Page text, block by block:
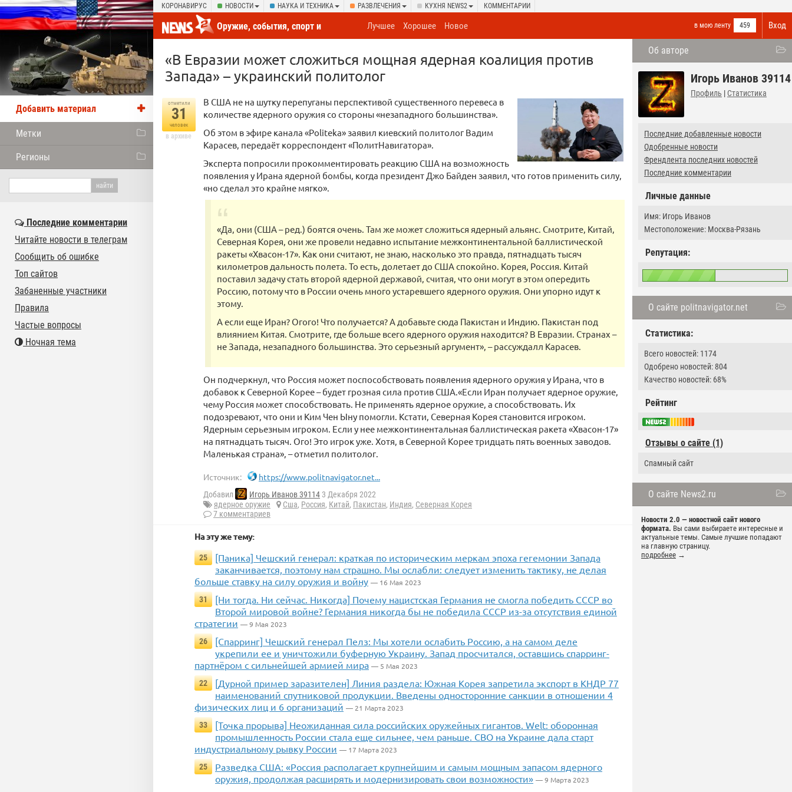
КОРОНАВИРУС НОВОСТИ НАУКА И ТЕХНИКА РАЗВЛЕЧЕНИЯ КУХНЯ NEWS2 КОММЕНТАРИИ
Вход
Оружие, события, спорт и
новости отовсюду
в мою ленту 459
Лучшее Хорошее Новое
Об авторе
Игорь Иванов 39114
Профиль | Статистика
Последние добавленные новости
Одобренные новости
Френдлента последних новостей
Последние комментарии
Личные данные
Имя: Игорь Иванов
Местоположение: Москва-Рязань
Репутация:
О сайте politnavigator.net
Статистика:
Всего новостей: 1174
Одобрено новостей: 804
Качество новостей: 68%
Рейтинг
Отзывы о сайте (1)
Спамный сайт
О сайте News2.ru
Новости 2.0 — новостной сайт нового
формата. Вы сами выбираете интересные и
актуальные темы. Самые лучшие попадают
на главную страницу.
подробнее →
«В Евразии может сложиться мощная ядерная коалиция против
Запада» – украинский политолог
отметили
31
человек
в архиве
В США не на шутку перепуганы перспективой существенного перевеса в
количестве ядерного оружия со стороны «незападного большинства».
Об этом в эфире канала «Politeka» заявил киевский политолог Вадим
Карасев, передаёт корреспондент «ПолитНавигатора».
Эксперта попросили прокомментировать реакцию США на возможность
появления у Ирана ядерной бомбы, когда президент Джо Байден заявил, что готов применить силу,
«но сделал это крайне мягко».
«Да, они (США – ред.) боятся очень. Там же может сложиться ядерный альянс. Смотрите, Китай,
Северная Корея, они же провели недавно испытание межконтинентальной баллистической
ракеты «Хвасон-17». Как они считают, не знаю, насколько это правда, пятнадцать тысяч
километров дальность полета. То есть, долетает до США спокойно. Корея, Россия. Китай
поставил задачу стать второй ядерной державой, считая, что они могут в этом опередить
Россию, потому что в России очень много устаревшего ядерного оружия. Они упорно идут к
этому.
А если еще Иран? Огого! Что получается? А добавьте сюда Пакистан и Индию. Пакистан под
влиянием Китая. Смотрите, где больше всего ядерного оружия находится? В Евразии. Странах –
не Запада, незападного большинства. Это серьезный аргумент», – рассуждалл Карасев.
Он подчеркнул, что Россия может поспособствовать появления ядерного оружия у Ирана, что в
добавок к Северной Корее – будет грозная сила против США.«Если Иран получает ядерное оружие,
чему Россия может способствовать. Не применять ядерное оружие, а способствовать. Их
подозревают, что они и Ким Чен Ыну помогли. Кстати, Северная Корея становится игроком.
Ядерным серьезным игроком. Если у нее межконтинентальная баллистическая ракета «Хвасон-17»
на пятнадцать тысяч. Ого! Это игрок уже. Хотя, в Северной Корее тридцать пять военных заводов.
Маленькая страна», – отметил политолог.
Источник: https://www.politnavigator.net...
Добавил Игорь Иванов 39114 3 Декабря 2022
ядерное оружие
Сша, Россия, Китай, Пакистан, Индия, Северная Корея
7 комментариев
На эту же тему:
25
[Паника] Чешский генерал: краткая по историческим меркам эпоха гегемонии Запада
заканчивается, поэтому нам страшно. Мы ослабли: следует изменить тактику, не делая
больше ставку на силу оружия и войну — 16 Мая 2023
31
[Ни тогда. Ни сейчас. Никогда] Почему нацистская Германия не смогла победить СССР во
Второй мировой войне? Германия никогда бы не победила СССР из-за отсутствия единой
стратегии — 9 Мая 2023
26
[Спарринг] Чешский генерал Пелз: Мы хотели ослабить Россию, а на самом деле
укрепили ее и уничтожили буферную Украину. Запад просчитался, оставшись спарринг-
партнёром с сильнейшей армией мира — 5 Мая 2023
22
[Дурной пример заразителен] Линия раздела: Южная Корея запретила экспорт в КНДР 77
наименований спутниковой продукции. Введены односторонние санкции в отношении 4
физических лиц и 6 организаций — 21 Марта 2023
33
[Точка прорыва] Неожиданная сила российских оружейных гигантов. Welt: оборонная
промышленность России стала еще сильнее, чем раньше. СВО на Украине дала старт
индустриальному рывку России — 17 Марта 2023
25
Разведка США: «Россия располагает крупнейшим и самым мощным запасом ядерного
оружия, продолжая расширять и модернизировать свои возможности» — 9 Марта 2023
Добавить материал
Метки
Регионы
Последние комментарии
Читайте новости в телеграм
Сообщить об ошибке
Топ сайтов
Забаненные участники
Правила
Частые вопросы
Ночная тема